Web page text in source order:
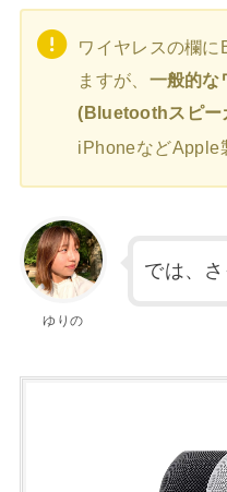
ワイヤレスの欄
ますが、 一般的な
(Bluetoothスピー
iPhoneなどApple
ゆりの
では、